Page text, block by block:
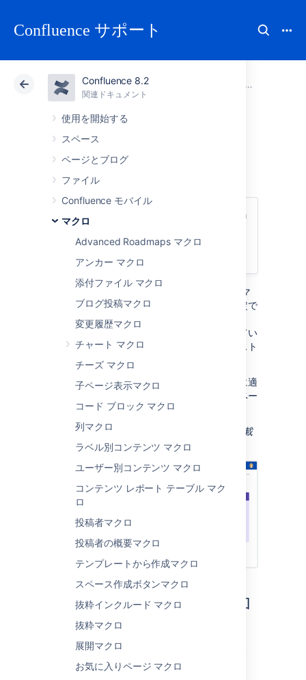
Confluence サポート
Confluence 8.2
関連ドキュメント
使用を開始する
スペース
ページとブログ
ファイル
Confluence モバイル
マクロ
Advanced Roadmaps マクロ
アンカー マクロ
添付ファイル マクロ
ブログ投稿マクロ
変更履歴マクロ
チャート マクロ
チーズ マクロ
子ページ表示マクロ
コー​ド ブロック マクロ
列マクロ
ラベル別コンテンツ マクロ
ユーザー別コンテンツ マクロ
コンテンツ レポート テーブル マク
ロ
投稿者マクロ
投稿者の概要マクロ
テンプレートから作成マクロ
スペース作成ボタンマクロ
抜粋インクルード マクロ
抜粋マクロ
展開マクロ
お気に入りページ マクロ
アトラシアン サポート
クラウド Data Center 8.2
パネル マクロ
このマクロは、
Confluence Server と Data
Center
いては、「Confluence Cloud」を参照して
パネル マクロをページに追加すると、カスタマ
イズ可能な色付きパネルのテキストを書式設定で
きます。このマクロは、
情報、ヒント、注意、および警告マクロ
と似てい
ますが、枠線、背景、タイトル、およびテキスト
の色を詳細に制御できる点が異なります。
これは、ページに視覚的な効果を加える場合に適
しています。以下の例のように、表のセルやペー
ジ レイアウトでパネルを使用できます。
スクリーンショット: 便利なリンクの一覧を記載
した紫色のパネル マクロを含むページ。
このマクロをページに追加
する
パネル マップ マクロをページに追加するには、
次の手順を実行します。